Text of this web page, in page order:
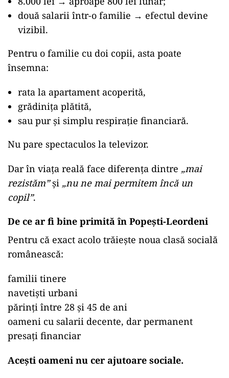
două salarii într-o familie → efectul devine
vizibil.
Pentru o familie cu doi copii, asta poate
însemna:
rata la apartament acoperită,
grădinița plătită,
sau pur și simplu respirație financiară.
Nu pare spectaculos la televizor.
Dar în viața reală face diferența dintre „mai
rezistăm”și „nu ne mai permitem încă un
copil”.
De ce ar fi bine primită în Popești-Leordeni
Pentru că exact acolo trăiește noua clasă socială
românească:
familii tinere
navetiști urbani
părinți între 28 și 45 de ani
oameni cu salarii decente, dar permanent
presați financiar
Acești oameni nu cer ajutoare sociale.